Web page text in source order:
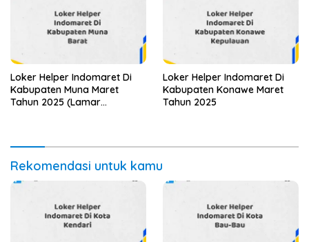
Loker Helper Indomaret Di
Kabupaten Muna Maret
Tahun 2025 (Lamar
Loker Helper Indomaret Di
Kabupaten Konawe Maret
Tahun 2025
Rekomendasi untuk kamu